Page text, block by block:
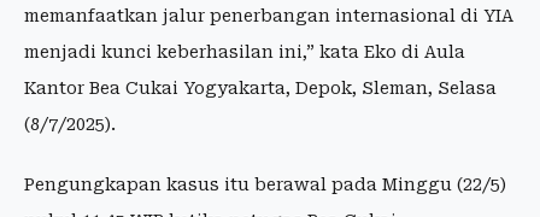
memanfaatkan jalur penerbangan internasional di YIA
menjadi kunci keberhasilan ini,” kata Eko di Aula
Kantor Bea Cukai Yogyakarta, Depok, Sleman, Selasa
(8/7/2025).
Pengungkapan kasus itu berawal pada Minggu (22/5)